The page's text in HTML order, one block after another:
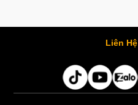
Liên Hệ